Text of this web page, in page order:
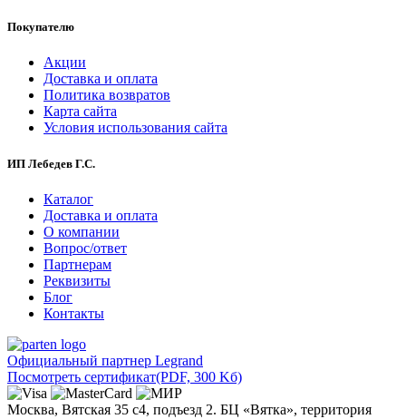
Покупателю
Акции
Доставка и оплата
Политика возвратов
Карта сайта
Условия использования сайта
ИП Лебедев Г.С.
Каталог
Доставка и оплата
О компании
Вопрос/ответ
Партнерам
Реквизиты
Блог
Контакты
Официальный партнер Legrand
Посмотреть сертификат(PDF, 300 Kб)
Москва, Вятская 35 с4, подъезд 2. БЦ «Вятка», территория